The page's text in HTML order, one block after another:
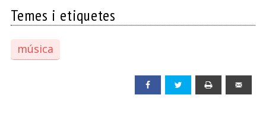
Temes i etiquetes
música
Facebook Twitter